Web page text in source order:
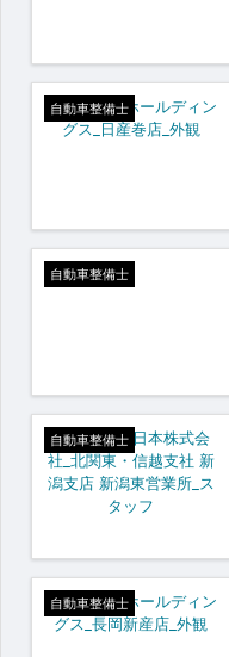
自動車整備士
自動車整備士
自動車整備士
自動車整備士